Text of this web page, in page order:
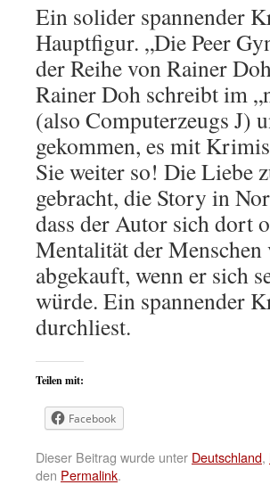
Ein solider spannender
Hauptfigur. „Die Peer
der Reihe von Rainer
Rainer Doh schreibt im
(also Computerzeugs J)
gekommen, es mit
Sie weiter so! Die Liebe
gebracht, die Story in
dass der Autor sich dort
Mentalität der Menschen
abgekauft, wenn er sich
würde. Ein spannender
durchliest.
Teilen mit:
Facebook
Dieser Beitrag wurde unter Deutschland,
den Permalink.